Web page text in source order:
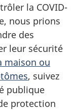
la COVID-
nous prions
des
leur sécurité
maison ou
, suivez
publique
protection